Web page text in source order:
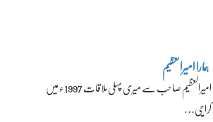
ہمارا امیرالعظیم
امیرالعظیم صاحب سے میری پہلی ملاقات 1997ء میں
کراچی…